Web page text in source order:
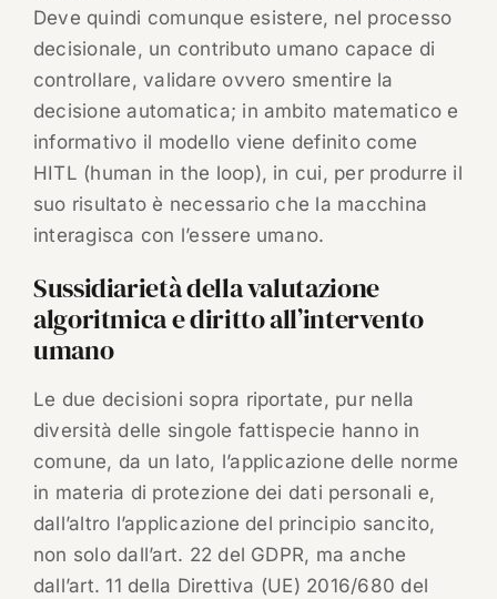
Deve quindi comunque esistere, nel processo
decisionale, un contributo umano capace di
controllare, validare ovvero smentire la
decisione automatica; in ambito matematico e
informativo il modello viene definito come
HITL (human in the loop), in cui, per produrre il
suo risultato è necessario che la macchina
interagisca con l’essere umano.
Sussidiarietà della valutazione
algoritmica e diritto all’intervento
umano
Le due decisioni sopra riportate, pur nella
diversità delle singole fattispecie hanno in
comune, da un lato, l’applicazione delle norme
in materia di protezione dei dati personali e,
dall’altro l’applicazione del principio sancito,
non solo dall’art. 22 del GDPR, ma anche
dall’art. 11 della Direttiva (UE) 2016/680 del